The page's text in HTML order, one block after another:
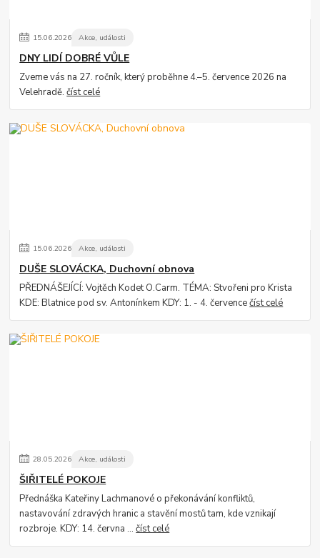
15.06.2026 Akce, události
DNY LIDÍ DOBRÉ VŮLE
Zveme vás na 27. ročník, který proběhne 4.–5. července 2026 na
Velehradě.číst celé
15.06.2026 Akce, události
DUŠE SLOVÁCKA, Duchovní obnova
PŘEDNÁŠEJÍCÍ: Vojtěch Kodet O.Carm. TÉMA: Stvořeni pro Krista
KDE: Blatnice pod sv. Antonínkem KDY: 1. - 4. červencečíst celé
28.05.2026 Akce, události
ŠIŘITELÉ POKOJE
Přednáška Kateřiny Lachmanové o překonávání konfliktů,
nastavování zdravých hranic a stavění mostů tam, kde vznikají
rozbroje. KDY: 14. června ...číst celé